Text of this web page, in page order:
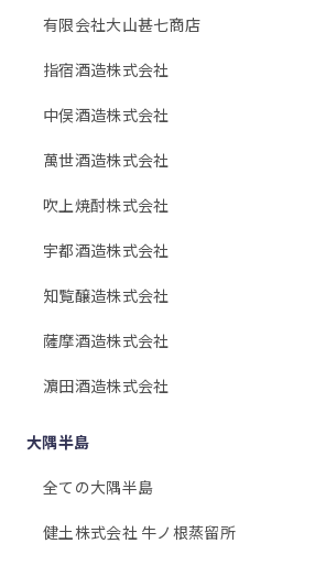
有限会社大山甚七商店
指宿酒造株式会社
中俣酒造株式会社
萬世酒造株式会社
吹上焼酎株式会社
宇都酒造株式会社
知覧醸造株式会社
薩摩酒造株式会社
濵田酒造株式会社
大隅半島
全ての大隅半島
健土株式会社 牛ノ根蒸留所